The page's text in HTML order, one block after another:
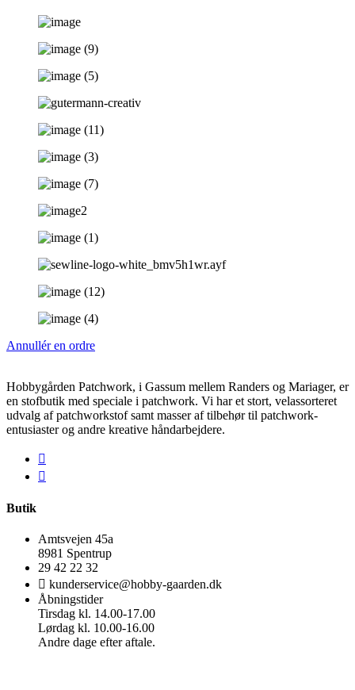
Annullér en ordre
Hobbygården Patchwork, i Gassum mellem Randers og Mariager, er
en stofbutik med speciale i patchwork. Vi har et stort, velassorteret
udvalg af patchworkstof samt masser af tilbehør til patchwork-
entusiaster og andre kreative håndarbejdere.
Butik
Amtsvejen 45a
8981 Spentrup
29 42 22 32
kunderservice@hobby-gaarden.dk
Åbningstider
Tirsdag kl. 14.00-17.00
Lørdag kl. 10.00-16.00
Andre dage efter aftale.